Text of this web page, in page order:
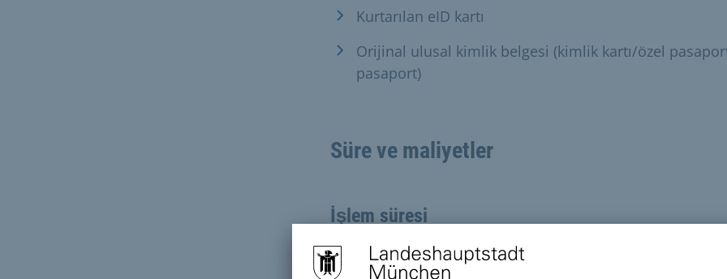
Kurtarılan eID kartı
Orijinal ulusal kimlik belgesi (kimlik kartı/özel
pasaport)
Süre ve maliyetler
İşlem süresi
Randevu ile kişisel görüşmenin hemen ardından